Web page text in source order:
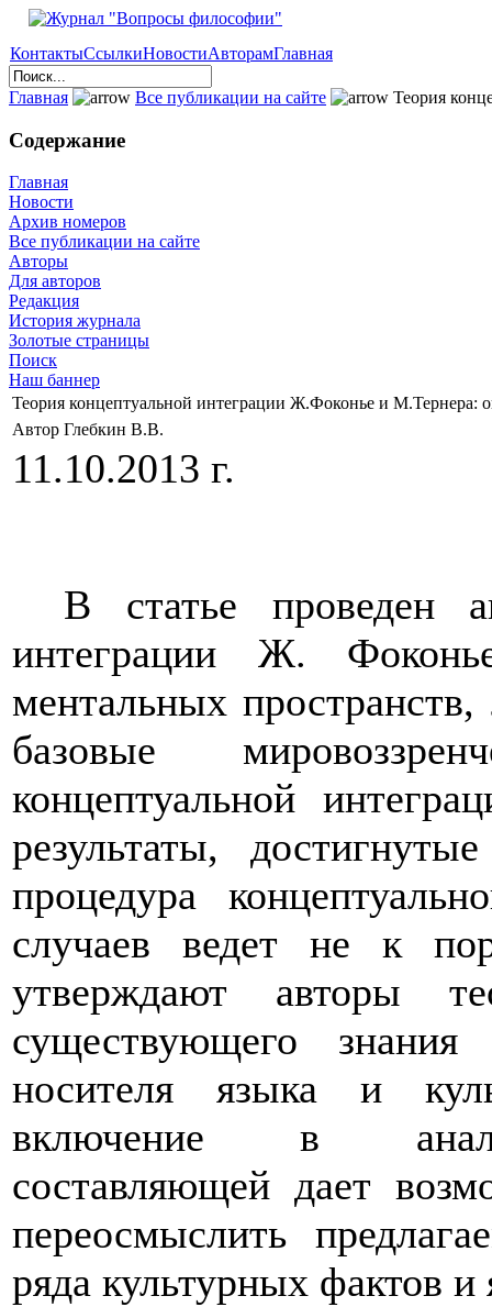
КонтактыСсылкиНовостиАвторамГлавная
Главная Все публикации на сайте Теория
Содержание
Главная
Новости
Архив номеров
Все публикации на сайте
Авторы
Для авторов
Редакция
История журнала
Золотые страницы
Поиск
Наш баннер
Теория концептуальной интеграции Ж.Фоконье и М.Тернера:
Автор Глебкин В.В.
11.10.2013 г.
В статье проведен
интеграции Ж.
ментальных
базовые
концептуальной
результаты,
процедура
случаев ведет не к
утверждают авторы
существующего
носителя языка и
включение в анализ
составляющей дает
переосмыслить
ряда культурных фактов